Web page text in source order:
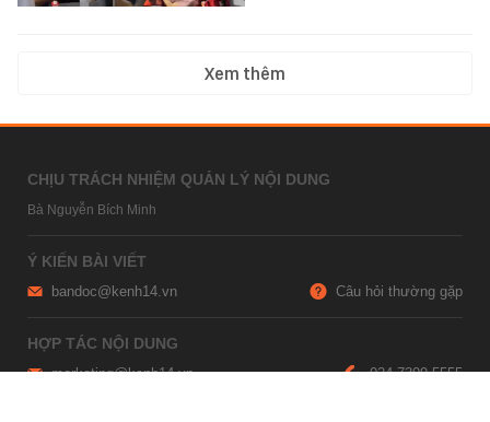
Xem thêm
CHỊU TRÁCH NHIỆM QUẢN LÝ NỘI DUNG
Bà Nguyễn Bích Minh
Ý KIẾN BÀI VIẾT
bandoc@kenh14.vn Câu hỏi thường gặp
HỢP TÁC NỘI DUNG
marketing@kenh14.vn 024 7309 5555